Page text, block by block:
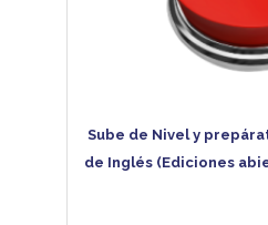
Sube de Nivel y
de Inglés (Ediciones